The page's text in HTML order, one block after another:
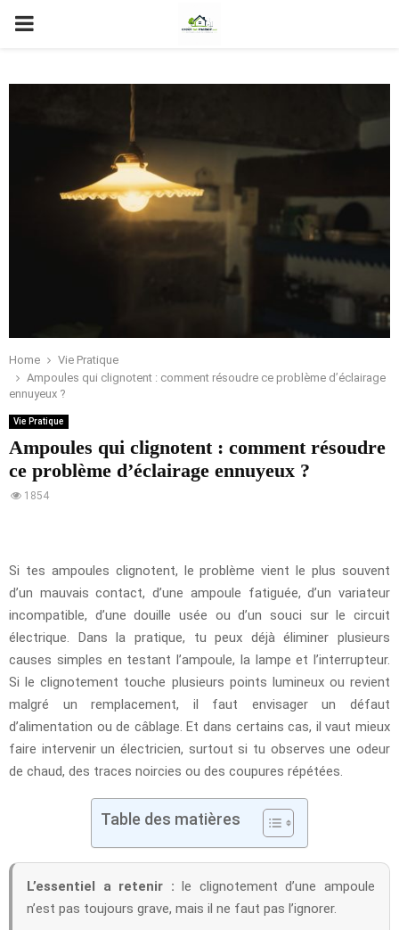
PRIMARY
Home
Vie Pratique
Ampoules qui clignotent : comment résoudre ce problème d’éclairage
ennuyeux ?
Vie Pratique
Ampoules qui clignotent : comment résoudre
ce problème d’éclairage ennuyeux ?
1854
Si tes ampoules clignotent, le problème vient le plus souvent
d’un mauvais contact, d’une ampoule fatiguée, d’un variateur
incompatible, d’une douille usée ou d’un souci sur le circuit
électrique. Dans la pratique, tu peux déjà éliminer plusieurs
causes simples en testant l’ampoule, la lampe et l’interrupteur.
Si le clignotement touche plusieurs points lumineux ou revient
malgré un remplacement, il faut envisager un défaut
d’alimentation ou de câblage. Et dans certains cas, il vaut mieux
faire intervenir un électricien, surtout si tu observes une odeur
de chaud, des traces noircies ou des coupures répétées.
Table des matières
L’essentiel a retenir : le clignotement d’une ampoule
n’est pas toujours grave, mais il ne faut pas l’ignorer.